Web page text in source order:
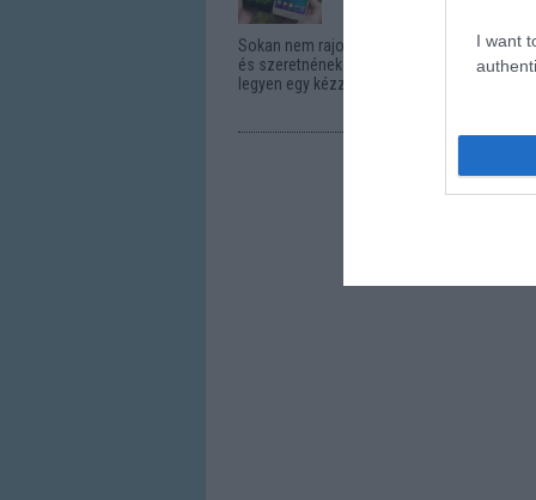
I want
Sokan nem rajonganak az évek óta egyre
és szeretnének 5 col alatt maradni, hogy
legyen egy kézzel a mobil és akár a zsebbe